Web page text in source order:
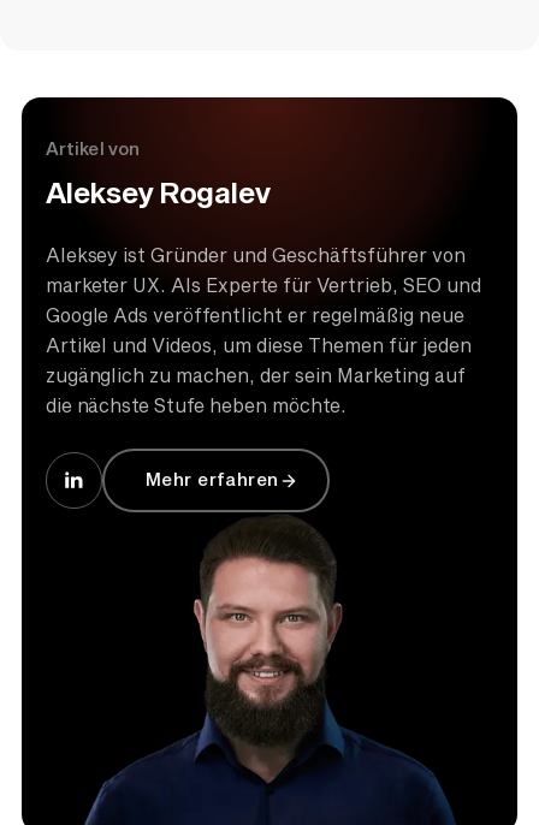
Artikel von
Aleksey Rogalev
Aleksey ist Gründer und Geschäftsführer von
marketer UX. Als Experte für Vertrieb, SEO und
Google Ads veröffentlicht er regelmäßig neue
Artikel und Videos, um diese Themen für jeden
zugänglich zu machen, der sein Marketing auf
die nächste Stufe heben möchte.
Mehr erfahren